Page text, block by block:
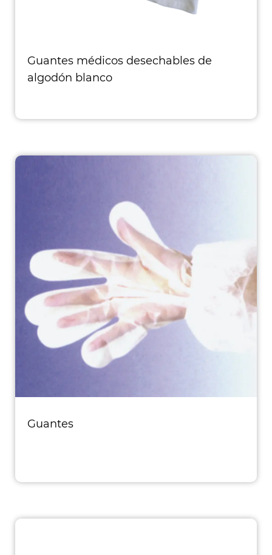
Guantes médicos desechables de
algodón blanco
Guantes